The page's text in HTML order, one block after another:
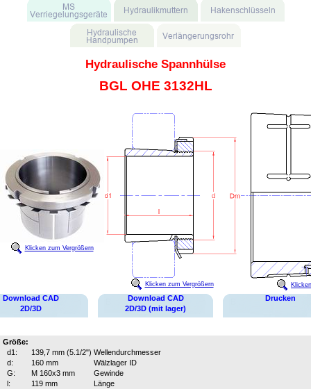
Hydraulische Spannhülse
BGL OHE 3132HL
Klicken zum Vergrößern
Klicken zum Vergrößern
Download CAD
2D/3D
Download CAD
2D/3D (mit lager)
Drucken
Größe:
d1:
139,7 mm (5.1/2") Wellendurchmesser
d:
160 mm
Wälzlager ID
G:
M 160x3 mm
Gewinde
l:
119 mm
Länge